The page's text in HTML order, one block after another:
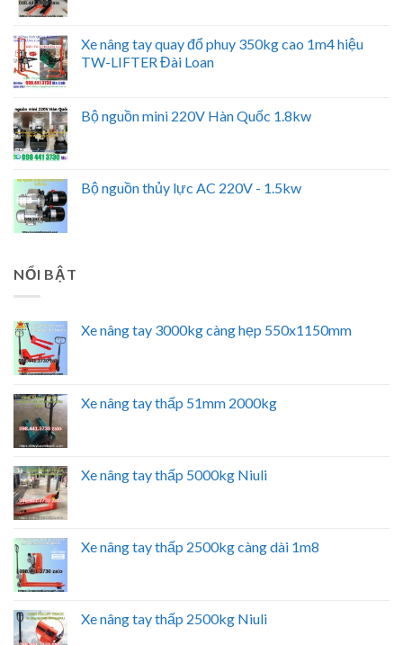
Xe nâng tay quay đổ phuy 350kg cao 1m4 hiệu
TW-LIFTER Đài Loan
Bộ nguồn mini 220V Hàn Quốc 1.8kw
Bộ nguồn thủy lực AC 220V - 1.5kw
NỔI BẬT
Xe nâng tay 3000kg càng hẹp 550x1150mm
Xe nâng tay thấp 51mm 2000kg
Xe nâng tay thấp 5000kg Niuli
Xe nâng tay thấp 2500kg càng dài 1m8
Xe nâng tay thấp 2500kg Niuli